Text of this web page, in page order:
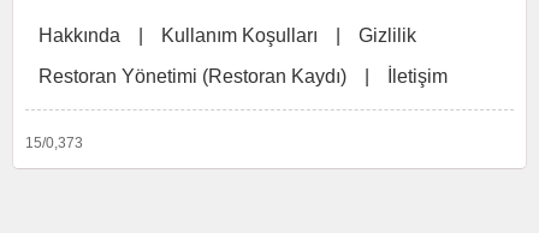
Hakkında Kullanım Koşulları
Gizlilik
Restoran Yönetimi (Restoran Kaydı)
İletişim
15/0,373